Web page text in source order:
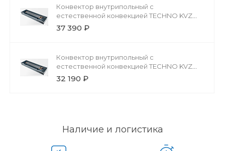
Конвектор внутрипольный с
естественной конвекцией TECHNO KVZ
200-85-3800 без решетки
37 390 ₽
Конвектор внутрипольный с
естественной конвекцией TECHNO KVZ
200-85-3000 без решетки
32 190 ₽
Наличие и логистика